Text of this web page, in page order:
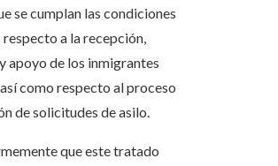
se cumplan las condiciones
a la recepción,
apoyo de los inmigrantes
como respecto al proceso
de solicitudes de asilo.
que este tratado